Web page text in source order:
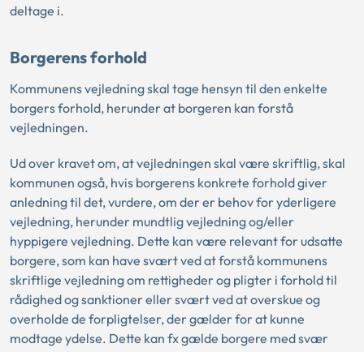
deltage i.
Borgerens forhold
Kommunens vejledning skal tage hensyn til den enkelte
borgers forhold, herunder at borgeren kan forstå
vejledningen.
Ud over kravet om, at vejledningen skal være skriftlig, skal
kommunen også, hvis borgerens konkrete forhold giver
anledning til det, vurdere, om der er behov for yderligere
vejledning, herunder mundtlig vejledning og/eller
hyppigere vejledning. Dette kan være relevant for udsatte
borgere, som kan have svært ved at forstå kommunens
skriftlige vejledning om rettigheder og pligter i forhold til
rådighed og sanktioner eller svært ved at overskue og
overholde de forpligtelser, der gælder for at kunne
modtage ydelse. Dette kan fx gælde borgere med svær